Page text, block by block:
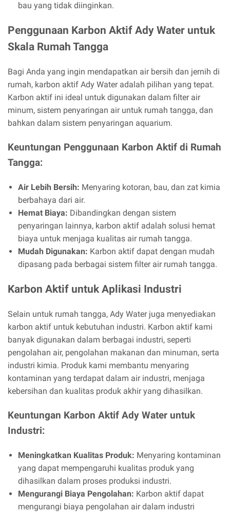
bau yang tidak diinginkan.
Penggunaan Karbon Aktif Ady Water untuk
Skala Rumah Tangga
Bagi Anda yang ingin mendapatkan air bersih dan jernih di
rumah, karbon aktif Ady Water adalah pilihan yang tepat.
Karbon aktif ini ideal untuk digunakan dalam filter air
minum, sistem penyaringan air untuk rumah tangga, dan
bahkan dalam sistem penyaringan aquarium.
Keuntungan Penggunaan Karbon Aktif di Rumah
Tangga:
Air Lebih Bersih: Menyaring kotoran, bau, dan zat kimia
berbahaya dari air.
Hemat Biaya: Dibandingkan dengan sistem
penyaringan lainnya, karbon aktif adalah solusi hemat
biaya untuk menjaga kualitas air rumah tangga.
Mudah Digunakan: Karbon aktif dapat dengan mudah
dipasang pada berbagai sistem filter air rumah tangga.
Karbon Aktif untuk Aplikasi Industri
Selain untuk rumah tangga, Ady Water juga menyediakan
karbon aktif untuk kebutuhan industri. Karbon aktif kami
banyak digunakan dalam berbagai industri, seperti
pengolahan air, pengolahan makanan dan minuman, serta
industri kimia. Produk kami membantu menyaring
kontaminan yang terdapat dalam air industri, menjaga
kebersihan dan kualitas produk akhir yang dihasilkan.
Keuntungan Karbon Aktif Ady Water untuk
Industri:
Meningkatkan Kualitas Produk: Menyaring kontaminan
yang dapat mempengaruhi kualitas produk yang
dihasilkan dalam proses produksi industri.
Mengurangi Biaya Pengolahan: Karbon aktif dapat
mengurangi biaya pengolahan air dalam industri